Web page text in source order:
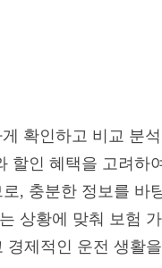
확인하고 비교 분석
할인 혜택을 고려하
, 충분한 정보를 바
상황에 맞춰 보험 가
경제적인 운전 생활을